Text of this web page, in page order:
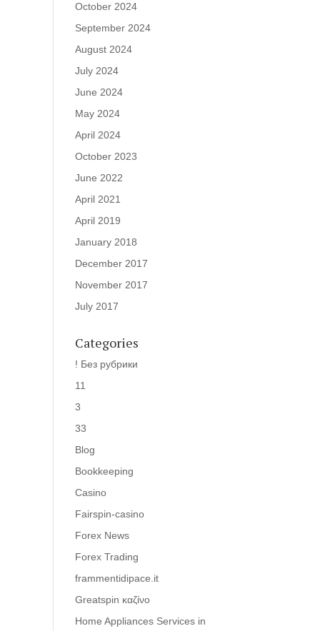
October 2024
September 2024
August 2024
July 2024
June 2024
May 2024
April 2024
October 2023
June 2022
April 2021
April 2019
January 2018
December 2017
November 2017
July 2017
Categories
! Без рубрики
11
3
33
Blog
Bookkeeping
Casino
Fairspin-casino
Forex News
Forex Trading
frammentidipace.it
Greatspin καζίνο
Home Appliances Services in